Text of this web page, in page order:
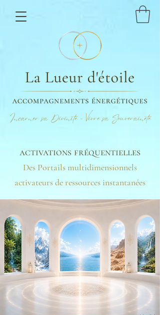
Incarner sa Divinité - Vivre sa Souveraineté
activations fréquentielles
Des Portails multidimensionnels
activateurs de ressources instantanées